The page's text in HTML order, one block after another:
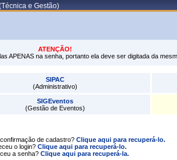
e Gestão)
ATENÇÃO!
APENAS na senha, portanto ela deve ser digitada da
SIPAC
(Administrativo)
SIGEventos
(Gestão de Eventos)
de cadastro? Clique aqui para recuperá-lo.
o login? Clique aqui para recuperá-lo.
a senha? Clique aqui para recuperá-la.